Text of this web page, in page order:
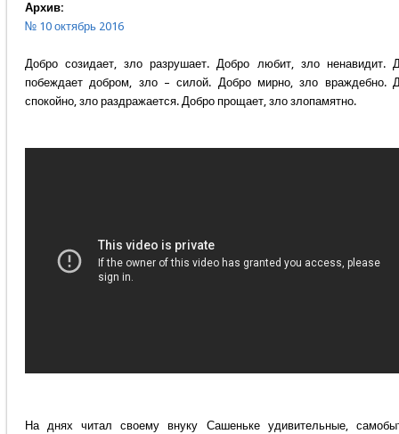
Архив:
№ 10 октябрь 2016
Добро созидает, зло разрушает. Добро любит, зло ненавидит.
побеждает добром, зло – силой. Добро мирно, зло враждебно.
спокойно, зло раздражается. Добро прощает, зло злопамятно.
На днях читал своему внуку Сашеньке удивительные,